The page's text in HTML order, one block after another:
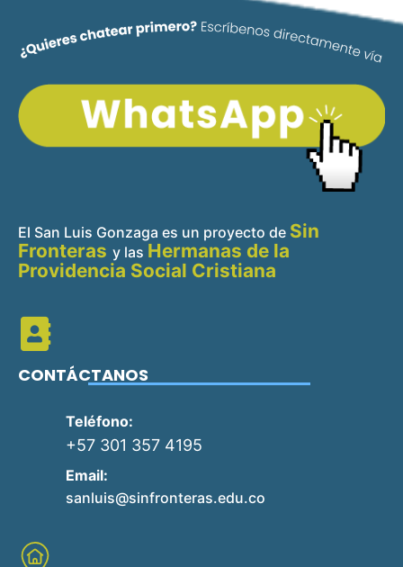
El San Luis Gonzaga es un proyecto de Sin
Fronteras y las Hermanas de la
Providencia Social Cristiana
CONTÁCTANOS
Teléfono:
+57 301 357 4195
Email:
sanluis@sinfronteras.edu.co